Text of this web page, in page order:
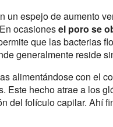
un espejo de aumento
ocasionesel poro se
que las bacterias
generalmente reside
alimentándose con el
Este hecho atrae a los
del folículo capilar. Ahí